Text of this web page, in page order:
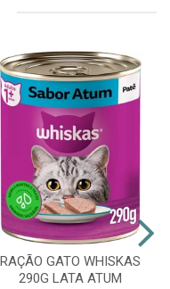
RAÇÃO GATO WHISKAS
290G LATA ATUM